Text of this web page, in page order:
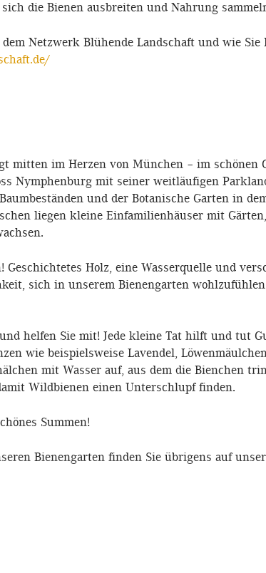
die Bienen ausbreiten und Nahrung
Netzwerk Blühende Landschaft und wie
mitten im Herzen von München – im schönen
Nymphenburg mit seiner weitläufigen
und der Botanische Garten in
liegen kleine Einfamilienhäuser mit
Geschichtetes Holz, eine Wasserquelle und
sich in unserem Bienengarten
helfen Sie mit! Jede kleine Tat hilft und tut
wie beispielsweise Lavendel,
mit Wasser auf, aus dem die Bienchen
Wildbienen einen Unterschlupf finden.
Summen!
Bienengarten finden Sie übrigens auf